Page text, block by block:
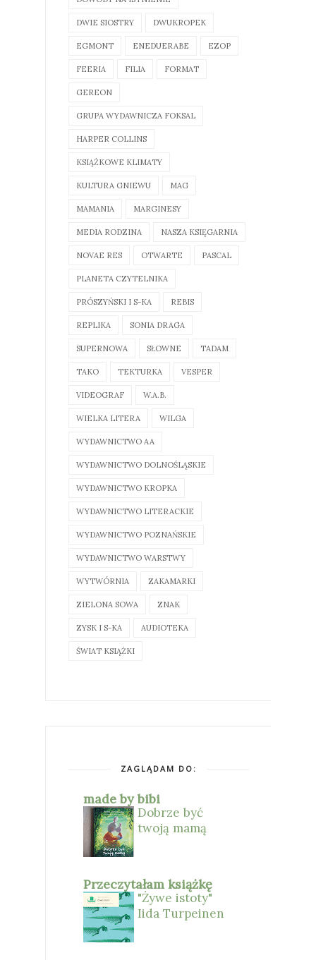
DWIE SIOSTRY DWUKROPEK
EGMONT ENEDUERABE EZOP
FEERIA FILIA FORMAT
GEREON
GRUPA WYDAWNICZA FOKSAL
HARPER COLLINS
KSIĄŻKOWE KLIMATY
KULTURA GNIEWU MAG
MAMANIA MARGINESY
MEDIA RODZINA NASZA KSIĘGARNIA
NOVAE RES OTWARTE PASCAL
PLANETA CZYTELNIKA
PRÓSZYŃSKI I S-KA REBIS
REPLIKA SONIA DRAGA
SUPERNOWA SŁOWNE TADAM
TAKO TEKTURKA VESPER
VIDEOGRAF W.A.B.
WIELKA LITERA WILGA
WYDAWNICTWO AA
WYDAWNICTWO DOLNOŚLĄSKIE
WYDAWNICTWO KROPKA
WYDAWNICTWO LITERACKIE
WYDAWNICTWO POZNAŃSKIE
WYDAWNICTWO WARSTWY
WYTWÓRNIA ZAKAMARKI
ZIELONA SOWA ZNAK
ZYSK I S-KA AUDIOTEKA
ŚWIAT KSIĄŻKI
ZAGLĄDAM DO:
made by bibi
Dobrze być
twoją mamą
Przeczytałam książkę
"Żywe istoty"
Iida Turpeinen